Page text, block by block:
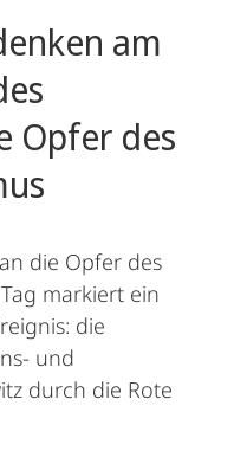
am
Opfer des
die Opfer des
markiert ein
die
und
durch die Rote